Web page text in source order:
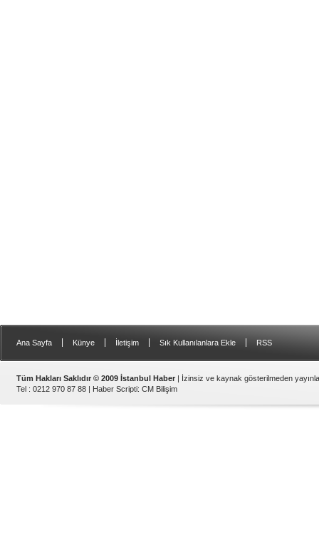
Ana Sayfa Künye İletişim Sık Kullanılanlara Ekle RSS
Tüm Hakları Saklıdır © 2009 İstanbul Haber | İzinsiz ve kaynak gösterilmeden
Tel : 0212 970 87 88 | Haber Scripti: CM Bilişim